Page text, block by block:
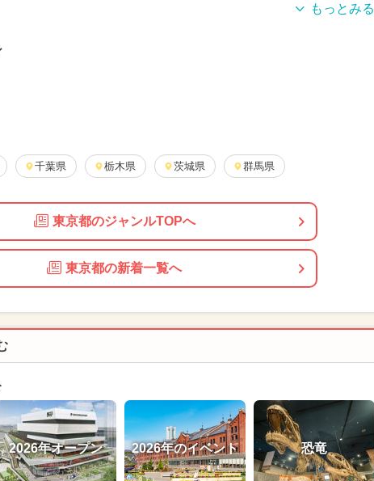
千葉県 栃木県 茨城県 群馬県
東京都のジャンルTOPへ
東京都の新着一覧へ
2026年オープン 2026年のイベント 恐竜